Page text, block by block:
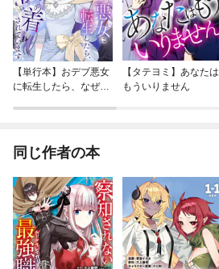
【単行本】おデブ悪女
に転生したら、なぜか
【タテヨミ】あなたは
もういりません
同じ作者の本